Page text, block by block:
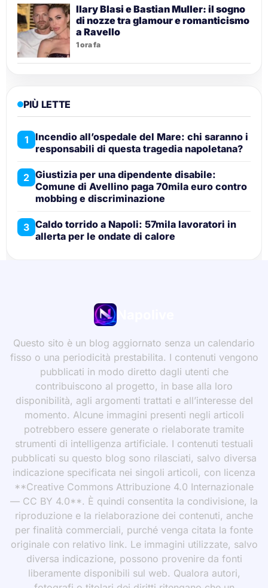
Ilary Blasi e Bastian Muller: il sogno
di nozze tra glamour e romanticismo
a Ravello
1 ora fa
PIÙ LETTE
1
Incendio all’ospedale del Mare: chi saranno i
responsabili di questa tragedia napoletana?
2 Giustizia per una dipendente disabile:
Comune di Avellino paga 70mila euro contro
mobbing e discriminazione
3 Caldo torrido a Napoli: 57mila lavoratori in
allerta per le ondate di calore
Questo sito è un blog aggiornato senza un calendario
fisso o una periodicità prestabilita. I contenuti vengono
pubblicati in modo diretto dagli utenti che
contribuiscono al progetto, in base alla loro
disponibilità, agli argomenti trattati e all’interesse del
momento. Alcune immagini presenti negli articoli
potrebbero essere generate o rielaborate tramite
strumenti di intelligenza artificiale. I contenuti testuali
pubblicati su questo blog sono rilasciati, salvo diversa
indicazione specificata nei singoli articoli, con licenza
**Creative Commons Attribuzione 4.0 Internazionale
— CC BY 4.0**. È quindi consentita la condivisione, la
riproduzione e la rielaborazione dei contenuti, anche
per finalità commerciali, purché venga citata la fonte
originale con relativo link. Le immagini utilizzate, salvo
diversa indicazione, possono provenire da fonti
liberamente disponibili sul web. Qualora autori,